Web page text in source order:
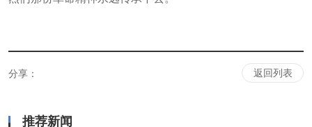
分享： 返回列表
推荐新闻